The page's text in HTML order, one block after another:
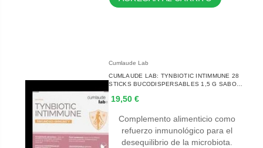
Cumlaude Lab
CUMLAUDE LAB: TYNBIOTIC INTIMMUNE 28
STICKS BUCODISPERSABLES 1,5 G SABOR
19,50 €
Complemento alimenticio como
refuerzo inmunológico para el
desequilibrio de la microbiota.